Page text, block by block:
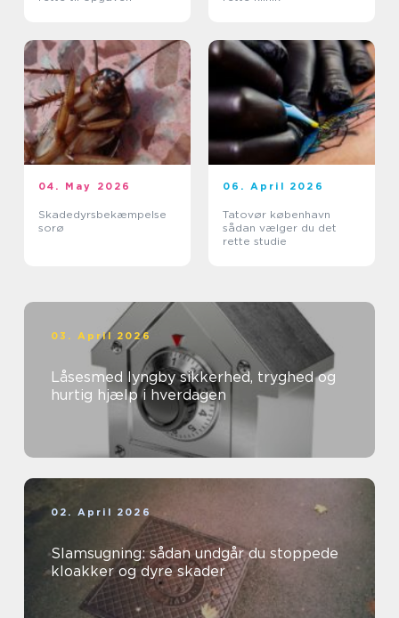
04. May 2026
Skadedyrsbekæmpelse
sorø
06. April 2026
Tatovør københavn
sådan vælger du det
rette studie
03. April 2026
Låsesmed lyngby sikkerhed, tryghed og
hurtig hjælp i hverdagen
02. April 2026
Slamsugning: sådan undgår du stoppede
kloakker og dyre skader